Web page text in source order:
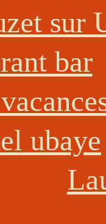
sur
bar
ubaye